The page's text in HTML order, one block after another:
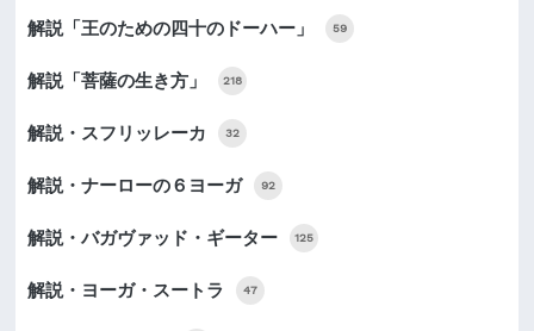
解説「王のための四十のドーハー」 59
解説「菩薩の生き方」 218
解説・スフリッレーカ 32
解説・ナーローの６ヨーガ 92
解説・バガヴァッド・ギーター 125
解説・ヨーガ・スートラ 47